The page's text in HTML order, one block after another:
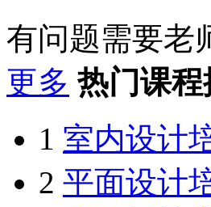
有问题需要老
更多 热门课
1 室内设计
2 平面设计